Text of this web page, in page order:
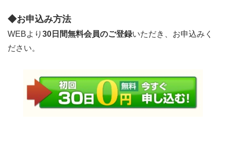
◆お申込み方法
WEBより 30日間無料会員のご登録いただき、お申込みく
ださい。